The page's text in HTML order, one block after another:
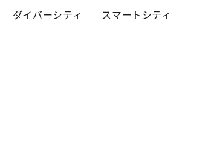
ダイバーシティ スマートシティ